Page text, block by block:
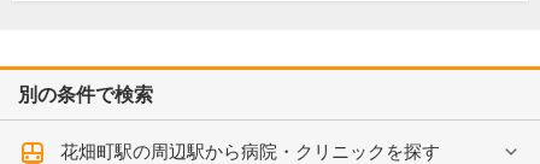
別の条件で検索
花畑町駅の周辺駅から病院・クリニックを探す